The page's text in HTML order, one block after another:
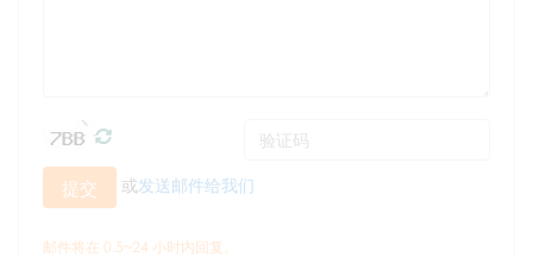
提交 或发送邮件给我们
邮件将在 0.5~24 小时内回复。